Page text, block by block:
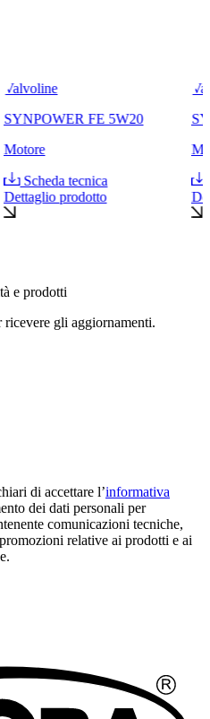
Valvoline
SYNPOWER FE 5W20
Motore
Scheda tecnica
Dettaglio prodotto
e prodotti
gli aggiornamenti.
di accettare l’informativa
dei dati personali per
comunicazioni tecniche,
relative ai prodotti e ai